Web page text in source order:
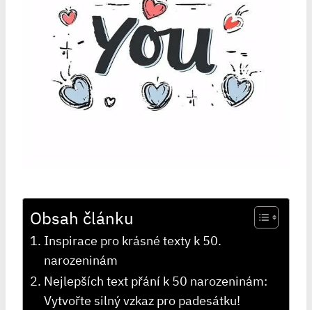
Obsah článku
Inspirace pro krásné texty k 50.
narozeninám
Nejlepších text přání k 50 narozeninám:
Vytvořte silný ‍vzkaz pro padesátku!